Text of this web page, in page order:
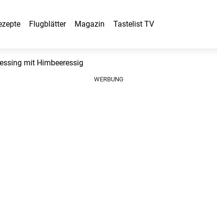
Flugblätter Magazin Tastelist TV
mit Himbeeressig
WERBUNG